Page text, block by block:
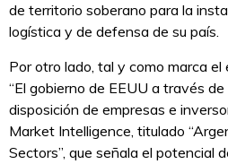
de territorio soberano para la
logística y de defensa de su país.
Por otro lado, tal y como marca
“El gobierno de EEUU a través de
disposición de empresas e
Market Intelligence, titulado
Sectors”, que señala el potencial